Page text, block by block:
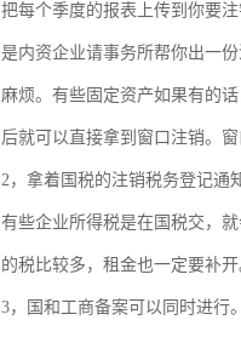
把每个季度的报表上传到你要
是内资企业请事务所帮你出一
麻烦。有些固定资产如果有的
后就可以直接拿到窗口注销。
2，拿着国税的注销税务登记通
有些企业所得税是在国税交，
的税比较多，租金也一定要补开
3，国和工商备案可以同时进行